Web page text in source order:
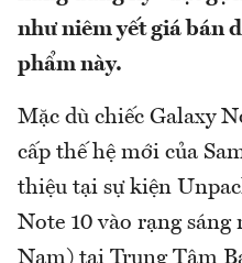
như niêm yết giá bán
phẩm này.
Mặc dù chiếc Galaxy
cấp thế hệ mới của
thiệu tại sự kiện
Note 10 vào rạng
Nam) tại Trung Tâm